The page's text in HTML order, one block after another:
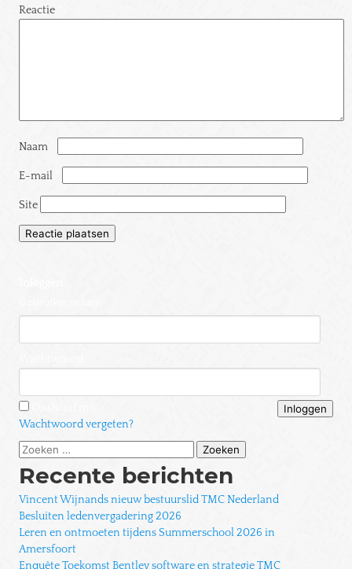
Reactie
Naam
E-mail
Site
Wachtwoord vergeten?
Zoeken
Recente berichten
Vincent Wijnands nieuw bestuurslid TMC Nederland
Besluiten ledenvergadering 2026
Leren en ontmoeten tijdens Summerschool 2026 in
Amersfoort
Enquête Toekomst Bentley software en strategie TMC